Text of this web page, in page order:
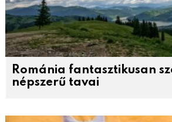
Románia fantasztikusan
népszerű tavai